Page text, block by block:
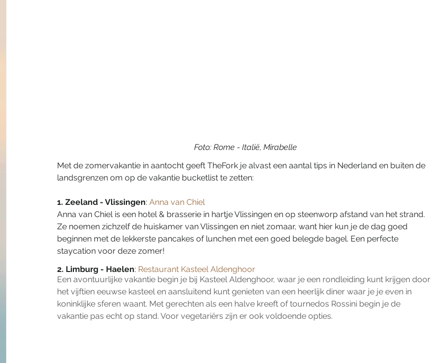
Foto: Rome - Italië, Mirabelle
Met de zomervakantie in aantocht geeft TheFork je alvast een aantal tips in Nederland en buiten de
landsgrenzen om op de vakantie bucketlist te zetten:
1. Zeeland - Vlissingen: Anna van Chiel
Anna van Chiel is een hotel & brasserie in hartje Vlissingen en op steenworp afstand van het strand.
Ze noemen zichzelf de huiskamer van Vlissingen en niet zomaar, want hier kun je de dag goed
beginnen met de lekkerste pancakes of lunchen met een goed belegde bagel. Een perfecte
staycation voor deze zomer!
2. Limburg - Haelen: Restaurant Kasteel Aldenghoor
Een avontuurlijke vakantie begin je bij Kasteel Aldenghoor, waar je een rondleiding kunt krijgen door
het vijftien eeuwse kasteel en aansluitend kunt genieten van een heerlijk diner waar je je even in
koninklijke sferen waant. Met gerechten als een halve kreeft of tournedos Rossini begin je de
vakantie pas echt op stand. Voor vegetariërs zijn er ook voldoende opties.